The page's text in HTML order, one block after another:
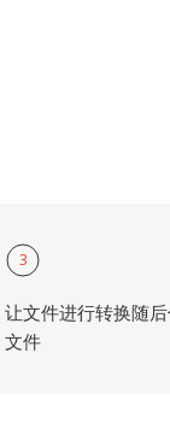
3
让文件进行转换随
文件